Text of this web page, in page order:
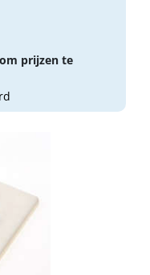
om prijzen te